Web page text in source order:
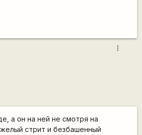
more_vert
а он на ней не смотря на
стрит и безбашенный